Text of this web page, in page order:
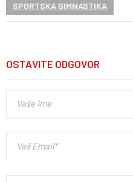
SPORTSKA GIMNASTIKA
OSTAVITE ODGOVOR